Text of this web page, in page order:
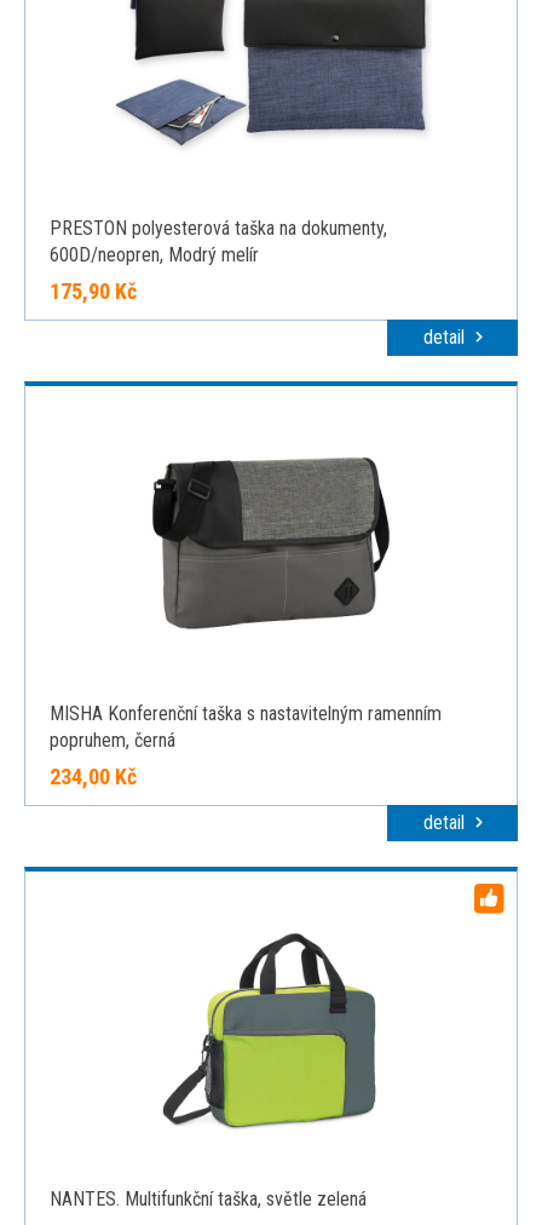
PRESTON polyesterová taška na dokumenty,
600D/neopren, Modrý melír
175,90 Kč
detail
MISHA Konferenční taška s nastavitelným ramenním
popruhem, černá
234,00 Kč
detail
NANTES. Multifunkční taška, světle zelená